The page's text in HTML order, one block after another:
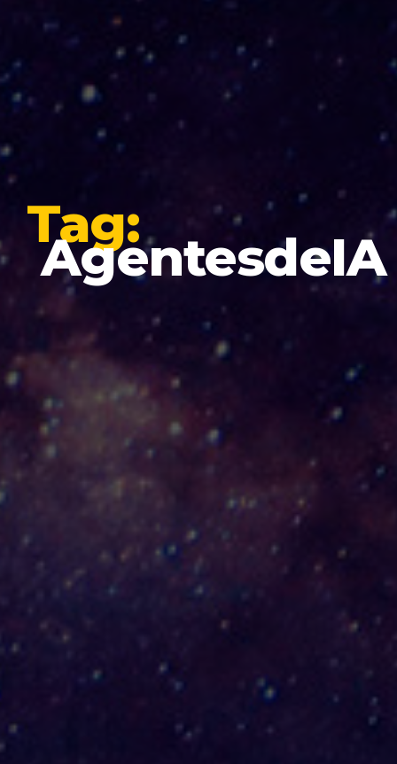
Tag:
AgentesdeIA